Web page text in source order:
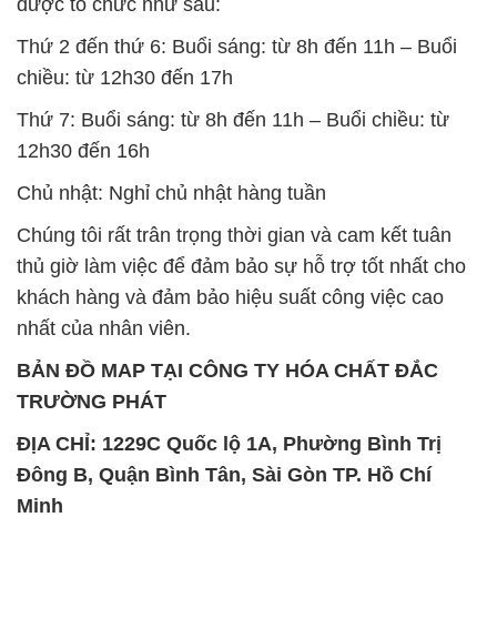
Thứ 2 đến thứ 6: Buổi sáng: từ 8h đến 11h – Buổi
chiều: từ 12h30 đến 17h
Thứ 7: Buổi sáng: từ 8h đến 11h – Buổi chiều: từ
12h30 đến 16h
Chủ nhật: Nghỉ chủ nhật hàng tuần
Chúng tôi rất trân trọng thời gian và cam kết tuân
thủ giờ làm việc để đảm bảo sự hỗ trợ tốt nhất cho
khách hàng và đảm bảo hiệu suất công việc cao
nhất của nhân viên.
BẢN ĐỒ MAP TẠI CÔNG TY HÓA CHẤT ĐẮC
TRƯỜNG PHÁT
ĐỊA CHỈ: 1229C Quốc lộ 1A, Phường Bình Trị
Đông B, Quận Bình Tân, Sài Gòn TP. Hồ Chí
Minh